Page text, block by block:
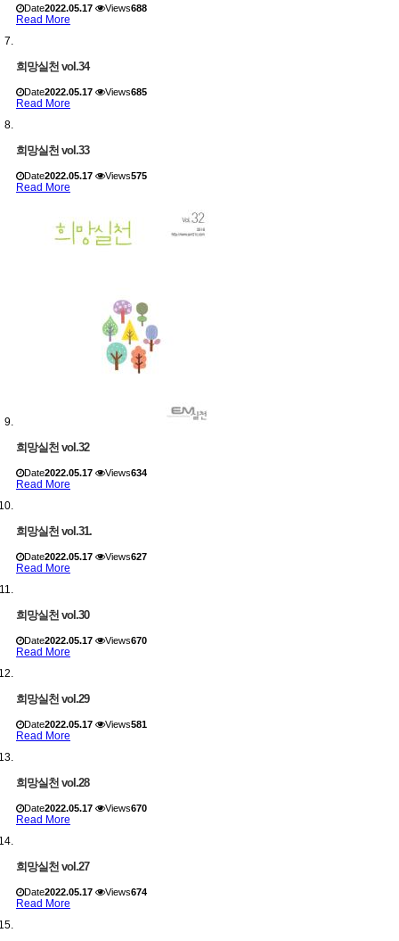
Date2022.05.17 Views688
Read More
희망실천 vol.34
Date2022.05.17 Views685
Read More
희망실천 vol.33
Date2022.05.17 Views575
Read More
희망실천 vol.32
Date2022.05.17 Views634
Read More
희망실천 vol.31.
Date2022.05.17 Views627
Read More
희망실천 vol.30
Date2022.05.17 Views670
Read More
희망실천 vol.29
Date2022.05.17 Views581
Read More
희망실천 vol.28
Date2022.05.17 Views670
Read More
희망실천 vol.27
Date2022.05.17 Views674
Read More